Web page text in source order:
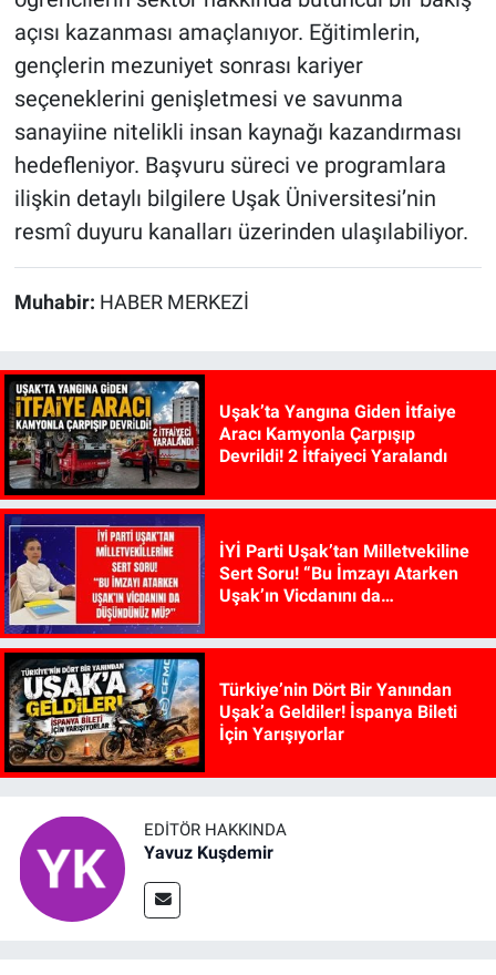
açısı kazanması amaçlanıyor. Eğitimlerin,
gençlerin mezuniyet sonrası kariyer
seçeneklerini genişletmesi ve savunma
sanayiine nitelikli insan kaynağı kazandırması
hedefleniyor. Başvuru süreci ve programlara
ilişkin detaylı bilgilere Uşak Üniversitesi’nin
resmî duyuru kanalları üzerinden ulaşılabiliyor.
Muhabir: HABER MERKEZİ
Uşak’ta Yangına Giden İtfaiye
Aracı Kamyonla Çarpışıp
Devrildi! 2 İtfaiyeci Yaralandı
İYİ Parti Uşak’tan Milletvekiline
Sert Soru! “Bu İmzayı Atarken
Uşak’ın Vicdanını da
Türkiye’nin Dört Bir Yanından
Uşak’a Geldiler! İspanya Bileti
İçin Yarışıyorlar
EDITÖR HAKKINDA
Yavuz Kuşdemir